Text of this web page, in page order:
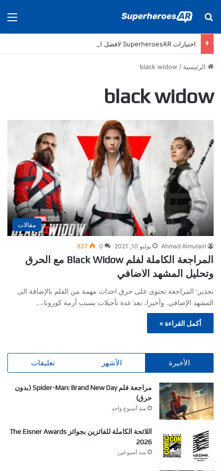
بحث عن
الرئيسية /
black widow
black widow
مقالات
Ahmad Almutairi يوليو 10, 2021 0
837
المراجعة الكاملة لفلم Black Widow مع الحرق
وتحليل المشهد الاضافي
تحذير: المراجعة تحتوى على حرق احداث مهمة من الفلم بالإضافة الى
المشهد الإضافي. وأخيرا، بعد عدة تأجيلات بسبب أزمة كورونا،…
أكمل القراءة »
الأخيرة الأشهر تعليقات
مراجعة فلم Spider-Man: Brand New Day (بدون
حرق)
منذ أسبوع واحد
اللائحة الكاملة للفائزين بجوائز The Eisner Awards
2026
منذ أسبوعين